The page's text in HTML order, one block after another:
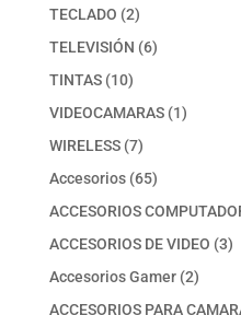
TECLADO 22
productos
TELEVISIÓN 66
TINTAS 1010
productos
VIDEOCAMARAS 11
WIRELESS 77
productos
Accesorios 6565
productos
ACCESORIOS
ACCESORIOS DE VIDEO 33
Accesorios Gamer 22
ACCESORIOS PARA